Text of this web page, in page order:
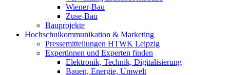
Wiener-Bau
Zuse-Bau
Bauprojekte
Hochschulkommunikation & Marketing
Pressemitteilungen HTWK Leipzig
Expertinnen und Experten finden
Elektronik, Technik, Digitalisierung
Bauen, Energie, Umwelt